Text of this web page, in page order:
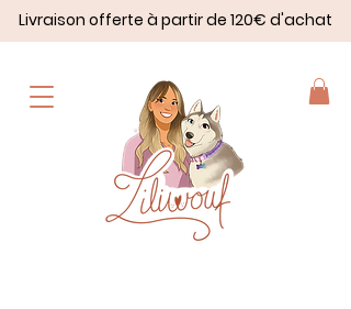
Livraison offerte à partir de 120€ d'achat